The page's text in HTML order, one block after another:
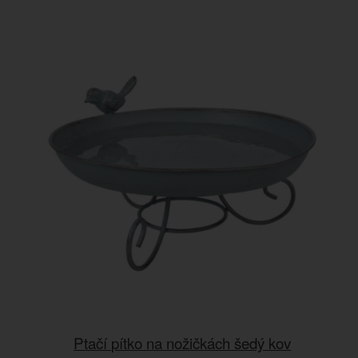
Ptačí pítko na nožičkách šedý kov